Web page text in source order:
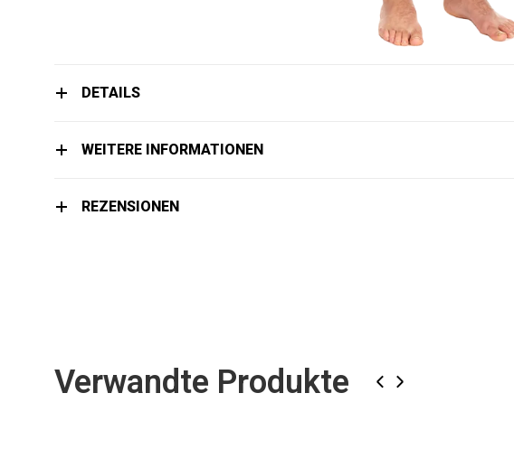
Anfang
springen
DETAILS
WEITERE INFORMATIONEN
REZENSIONEN
Verwandte Produkte ‹ ›